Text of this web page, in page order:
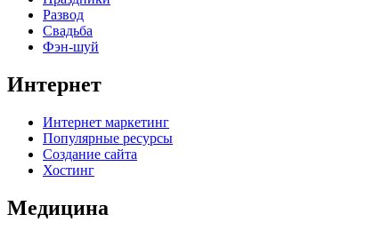
Развод
Свадьба
Фэн-шуй
Интернет
Интернет маркетинг
Популярные ресурсы
Создание сайта
Хостинг
Медицина